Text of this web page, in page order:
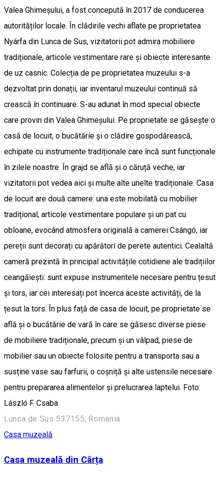
Valea Ghimeșului, a fost concepută în 2017 de conducerea
autorităților locale. În clădirile vechi aflate pe proprietatea
Nyárfa din Lunca de Sus, vizitatorii pot admira mobiliere
tradiționale, articole vestimentare rare și obiecte interesante
de uz casnic. Colecția de pe proprietatea muzeului s-a
dezvoltat prin donații, iar inventarul muzeului continuă să
crească în continuare. S-au adunat în mod special obiecte
care provin din Valea Ghimeșului. Pe proprietate se găsește o
casă de locuit, o bucătărie și o clădire gospodărească,
echipate cu instrumente tradiționale care încă sunt funcționale
în zilele noastre. În grajd se află și o căruță veche, iar
vizitatorii pot vedea aici și multe alte unelte tradiționale. Casa
de locuit are două camere: una este mobilată cu mobilier
tradițional, articole vestimentare populare și un pat cu
obloane, evocând atmosfera originală a camerei Csángó, iar
pereții sunt decorați cu apărători de perete autentici. Cealaltă
cameră prezintă în principal activitățile cotidiene ale tradițiilor
ceangăiești: sunt expuse instrumentele necesare pentru țesut
și tors, iar cei interesați pot încerca aceste activități, de la
țesut la tors. În plus față de casa de locuit, pe proprietate se
află și o bucătărie de vară în care se găsesc diverse piese
de mobiliere tradiționale, precum și un vâlpad, piese de
mobilier sau un obiecte folosite pentru a transporta sau a
susține vase sau farfurii, o coșniță și alte ustensile necesare
pentru prepararea alimentelor și prelucrarea laptelui. Foto:
László F. Csaba
Lunca de Sus 537155, Romania
Casa muzeală
Casa muzeală din Cârța